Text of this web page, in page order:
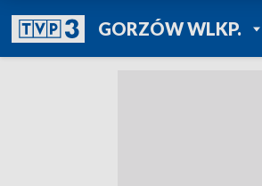
GORZÓW WLKP.
TVP